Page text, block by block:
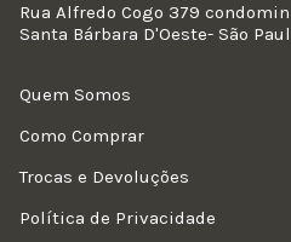
Rua Alfredo Cogo 379
Santa Bárbara D'Oeste- São
Quem Somos
Como Comprar
Trocas e Devoluções
Política de Privacidade